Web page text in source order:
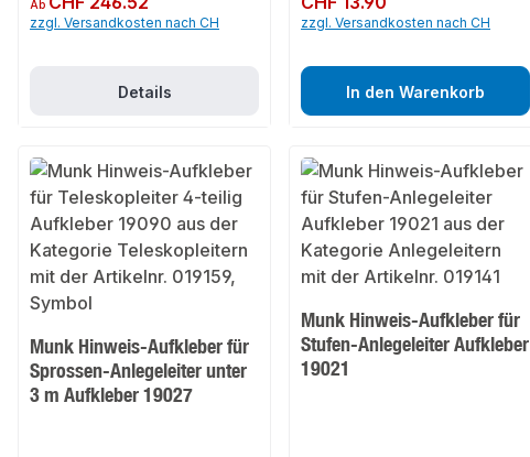
Ab
zzgl. Versandkosten nach CH
Details
zzgl. Versandkosten nach CH
In den Warenkorb
Munk Hinweis-Aufkleber für
Sprossen-Anlegeleiter unter
3 m Aufkleber 19027
Munk Hinweis-Aufkleber für
Stufen-Anlegeleiter Aufkleber
19021